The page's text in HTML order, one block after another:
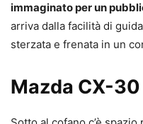
immaginato per un
arriva dalla facilità di
sterzata e frenata in un
Mazda CX-